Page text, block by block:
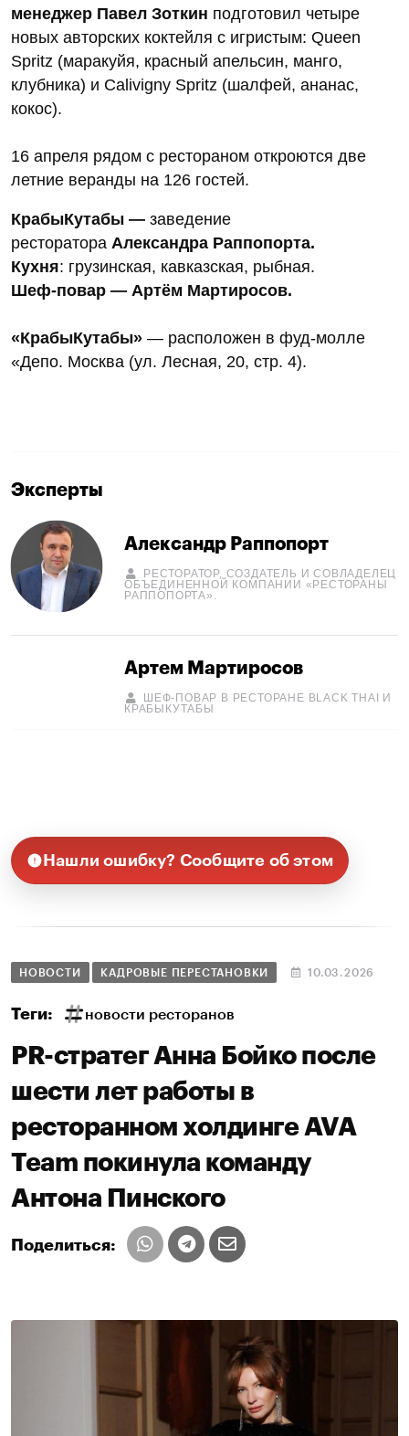
менеджер Павел Зоткин подготовил четыре
новых авторских коктейля с игристым: Queen
Spritz (маракуйя, красный апельсин, манго,
клубника) и Calivigny Spritz (шалфей, ананас,
кокос).
16 апреля рядом с рестораном откроются две
летние веранды на 126 гостей.
КрабыКутабы — заведение
ресторатора Александра Раппопорта.
Кухня: грузинская, кавказская, рыбная.
Шеф-повар — Артём Мартиросов.
«КрабыКутабы» — расположен в фуд-молле
«Депо. Москва (ул. Лесная, 20, стр. 4).
Эксперты
Александр Раппопорт
РЕСТОРАТОР, СОЗДАТЕЛЬ И СОВЛАДЕЛЕЦ
ОБЪЕДИНЕННОЙ КОМПАНИИ «РЕСТОРАНЫ
РАППОПОРТА».
Артем Мартиросов
ШЕФ-ПОВАР В РЕСТОРАНЕ BLACK THAI И
КРАБЫКУТАБЫ
Нашли ошибку? Сообщите об этом
НОВОСТИ КАДРОВЫЕ ПЕРЕСТАНОВКИ 10.03.2026
Теги: новости ресторанов
PR-стратег Анна Бойко после
шести лет работы в
ресторанном холдинге AVA
Team покинула команду
Антона Пинского
Поделиться: